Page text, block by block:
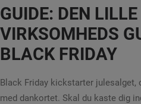
GUIDE: DEN LILLE
VIRKSOMHEDS
BLACK FRIDAY
Black Friday kickstarter julesalget,
med dankortet. Skal du kaste dig